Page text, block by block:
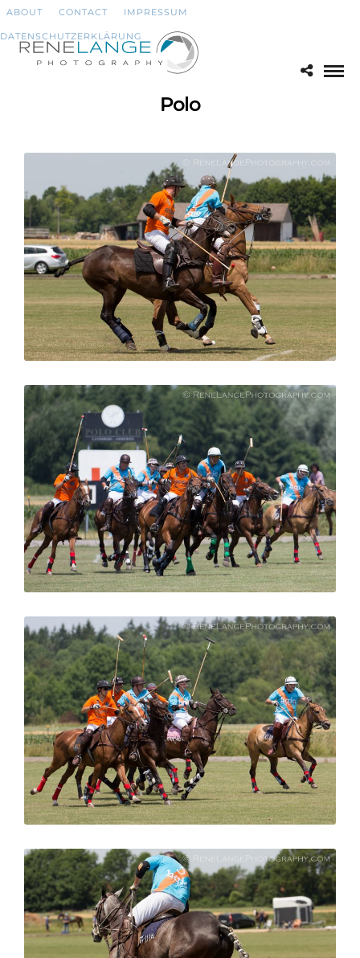
ABOUT CONTACT IMPRESSUM
DATENSCHUTZERKLÄRUNG
Polo